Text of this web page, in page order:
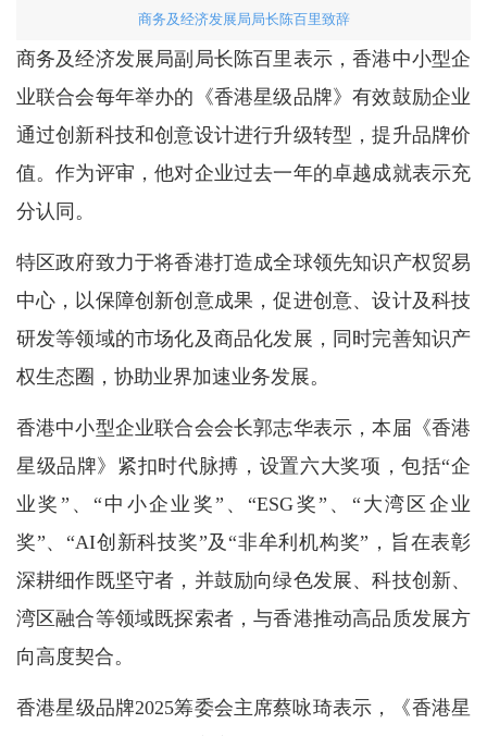
商务及经济发展局局长陈百里致辞
商务及经济发展局副局长陈百里表示，香港中小型企
业联合会每年举办的《香港星级品牌》有效鼓励企业
通过创新科技和创意设计进行升级转型，提升品牌价
值。作为评审，他对企业过去一年的卓越成就表示充
分认同。
特区政府致力于将香港打造成全球领先知识产权贸易
中心，以保障创新创意成果，促进创意、设计及科技
研发等领域的市场化及商品化发展，同时完善知识产
权生态圈，协助业界加速业务发展。
香港中小型企业联合会会长郭志华表示，本届《香港
星级品牌》紧扣时代脉搏，设置六大奖项，包括“企
业奖”、“中小企业奖”、“ESG奖”、“大湾区企业
奖”、“AI创新科技奖”及“非牟利机构奖”，旨在表彰
深耕细作既坚守者，并鼓励向绿色发展、科技创新、
湾区融合等领域既探索者，与香港推动高品质发展方
向高度契合。
香港星级品牌2025筹委会主席蔡咏琦表示，《香港星